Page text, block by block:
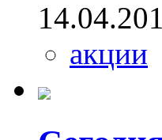
акции